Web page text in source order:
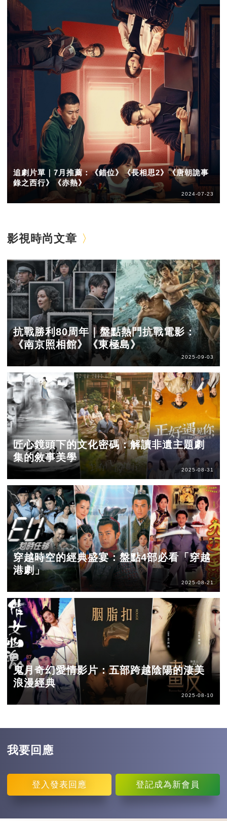
追劇片單｜7月推薦：《錯位》《長相思2》《唐朝詭事
錄之西行》《赤熱》
2024-07-23
影視時尚文章
抗戰勝利80周年｜盤點熱門抗戰電影：
《南京照相館》《東極島》
2025-09-03
匠心鏡頭下的文化密碼：解讀非遺主題劇
集的敘事美學
2025-08-31
穿越時空的經典盛宴：盤點4部必看「穿越
港劇」
2025-08-21
鬼月奇幻愛情影片：五部跨越陰陽的淒美
浪漫經典
2025-08-10
我要回應
登入 發表回應 登記成為新會員